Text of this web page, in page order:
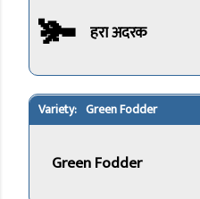
🫚 हरा अदरक
Green Fodder
Green Fodder